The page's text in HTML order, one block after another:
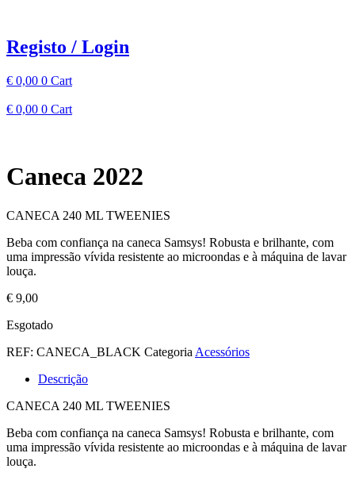
o
conteúdo
Registo / Login
€ 0,00 0 Cart
€ 0,00 0 Cart
Caneca 2022
CANECA 240 ML TWEENIES
Beba com confiança na caneca Samsys! Robusta e brilhante, com
uma impressão vívida resistente ao microondas e à máquina de lavar
louça.
€ 9,00
Esgotado
REF: CANECA_BLACK Categoria Acessórios
Descrição
CANECA 240 ML TWEENIES
Beba com confiança na caneca Samsys! Robusta e brilhante, com
uma impressão vívida resistente ao microondas e à máquina de lavar
louça.